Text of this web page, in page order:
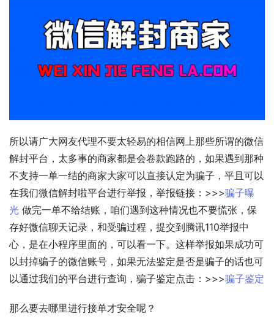
所以请广大网友代理不要太轻易的相信网上那些所谓的微信
解封平台，太多事的商家都是会卷款跑路的，如果遇到那种
不支持一单一结的商家大家可以直接认定为骗子，平且可以
在我们微信解封啦平台进行举报，举报链接：>>>骗子曝
光 做完一单不给结账，咱们遇到这种情况也不要慌张，保
存好微信聊天记录，和受骗过程，提交到腾讯110举报中
心，是在小程序里面的，可以看一下。这样举报如果成功可
以封掉骗子的微信账号，如果无法鉴定是否是骗子的话也可
以通过我们的平台进行查询，骗子鉴定点击：>>>骗子鉴定
那么要去哪里进行接单才安全呢？